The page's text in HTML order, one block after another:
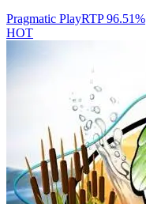
Pragmatic PlayRTP96.51%
HOT